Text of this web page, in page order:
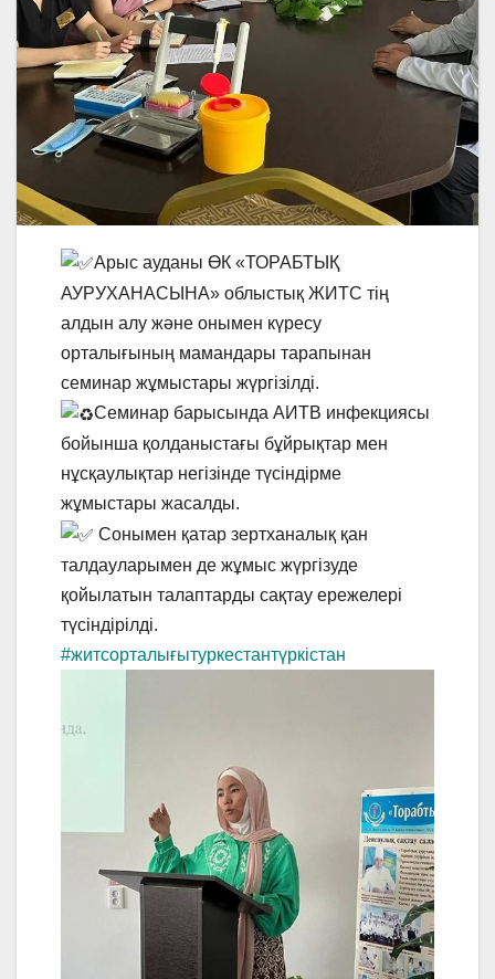
Арыс ауданы ӨК «ТОРАБТЫҚ
АУРУХАНАСЫНА» облыстық ЖИТС тің
алдын алу және онымен күресу
орталығының мамандары тарапынан
семинар жұмыстары жүргізілді.
Семинар барысында АИТВ инфекциясы
бойынша қолданыстағы бұйрықтар мен
нұсқаулықтар негізінде түсіндірме
жұмыстары жасалды.
Сонымен қатар зертханалық қан
талдауларымен де жұмыс жүргізуде
қойылатын талаптарды сақтау ережелері
түсіндірілді.
#житсорталығытуркестантүркістан